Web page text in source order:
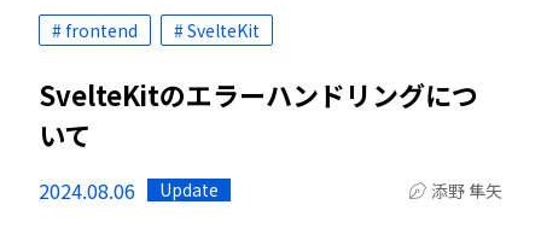
# frontend # SvelteKit
SvelteKitのエラーハンドリングにつ
いて
2024.08.06 Update 添野 隼矢